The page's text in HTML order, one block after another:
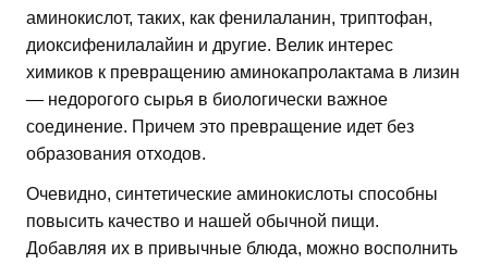
аминокислот, таких, как фенилаланин, триптофан,
диоксифенилалайин и другие. Велик интерес
химиков к превращению аминокапролактама в лизин
— недорогого сырья в биологически важное
соединение. Причем это превращение идет без
образования отходов.
Очевидно, синтетические аминокислоты способны
повысить качество и нашей обычной пищи.
Добавляя их в привычные блюда, можно восполнить